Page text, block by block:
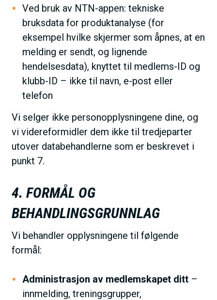
Ved bruk av NTN-appen: tekniske
bruksdata for produktanalyse (for
eksempel hvilke skjermer som åpnes, at en
melding er sendt, og lignende
hendelsesdata), knyttet til medlems-ID og
klubb-ID – ikke til navn, e-post eller
telefon
Vi selger ikke personopplysningene dine, og
vi videreformidler dem ikke til tredjeparter
utover databehandlerne som er beskrevet i
punkt 7.
4. FORMÅL OG
BEHANDLINGSGRUNNLAG
Vi behandler opplysningene til følgende
formål:
Administrasjon av medlemskapet ditt –
innmelding, treningsgrupper,